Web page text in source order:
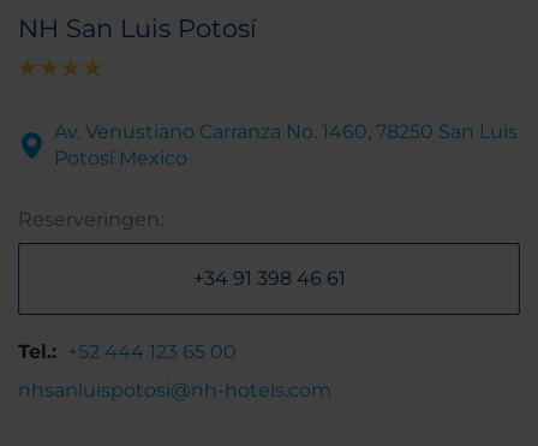
NH San Luis Potosí
Av. Venustiano Carranza No. 1460, 78250 San Luis
Potosí Mexico
Reserveringen:
+34 91 398 46 61
Tel.: +52 444 123 65 00
nhsanluispotosi@nh-hotels.com